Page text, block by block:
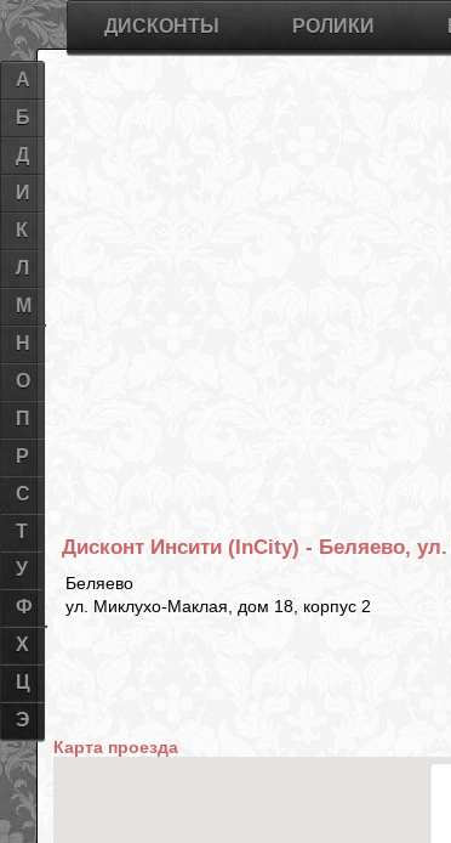
Дисконт Инсити (InCity) - Беляево,
Беляево
ул. Миклухо-Маклая, дом 18, корпус 2
Карта проезда
ДИСКОНТЫ РОЛИКИ
А
Б
Д
И
К
Л
М
Н
О
П
Р
С
Т
У
Ф
Х
Ц
Э